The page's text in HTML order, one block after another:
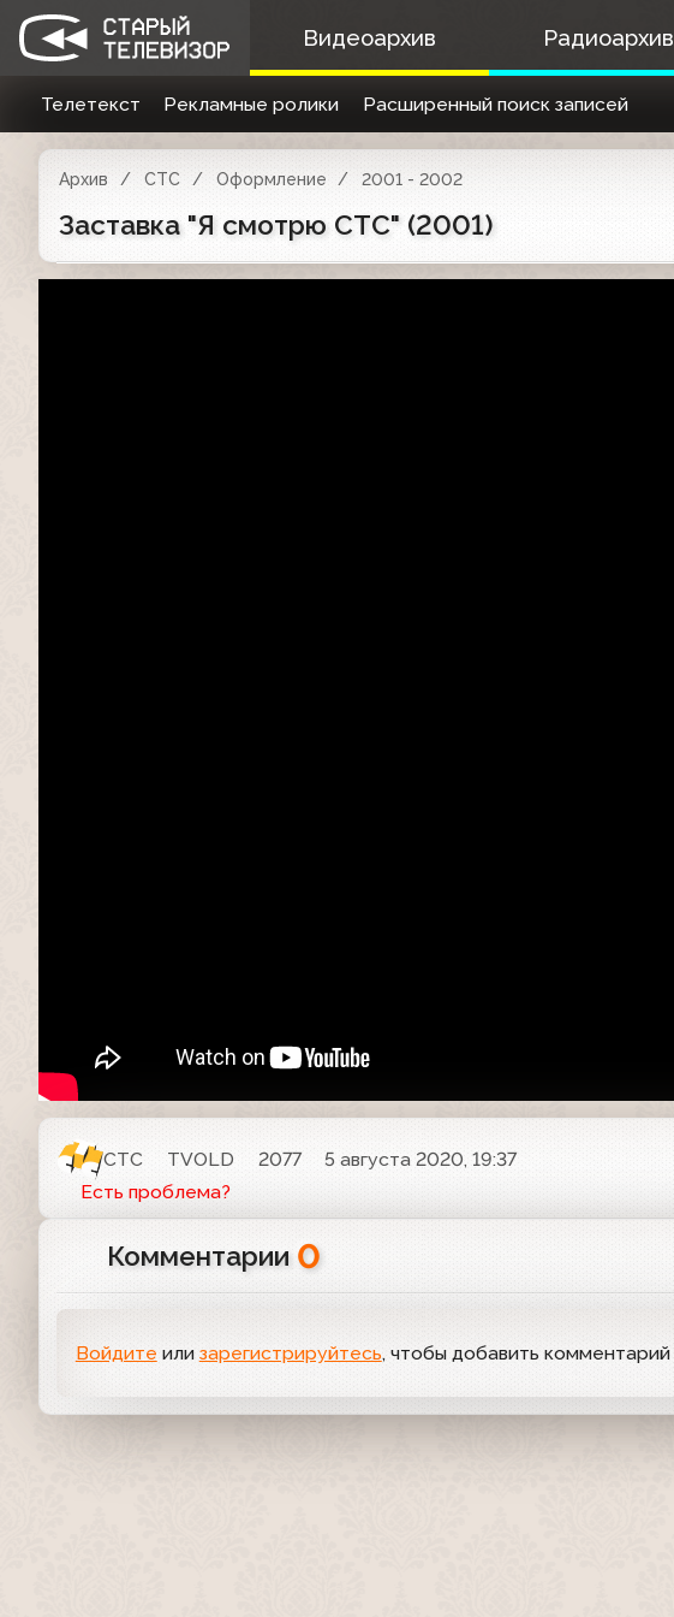
Видеоархив Радиоархив
Телетекст Рекламные ролики Расширенный поиск записей
Архив СТС Оформление 2001 - 2002
Заставка "Я смотрю СТС" (2001)
СТС TVOLD 2077
5 августа 2020, 19:37
Есть проблема?
Комментарии 0
Войдите или зарегистрируйтесь, чтобы добавить комментарий